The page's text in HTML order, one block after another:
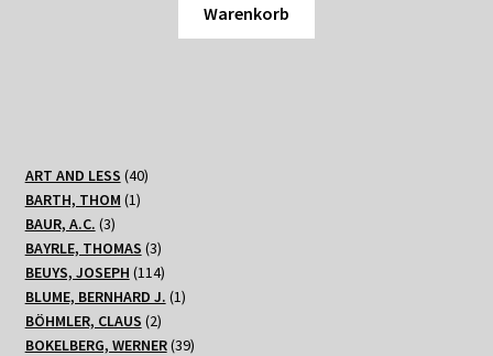
Warenkorb
ART AND LESS 4040
BARTH, THOM 11
BAUR, A.C. 33
Produkte
BAYRLE, THOMAS 33
Produkte
BEUYS, JOSEPH 114114
Produkte
BLUME, BERNHARD J. 11
BÖHMLER, CLAUS 22
Produkte
BOKELBERG, WERNER 3939